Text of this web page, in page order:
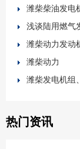
潍柴柴油发电
浅谈陆用燃气
潍柴动力发动
潍柴动力
潍柴发电机组
热门资讯